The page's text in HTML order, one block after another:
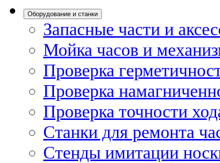
Оборудование и станки
Запасные части и
Мойка часов и
Проверка
Проверка
Проверка точности
Станки для ремонта
Стенды имитации